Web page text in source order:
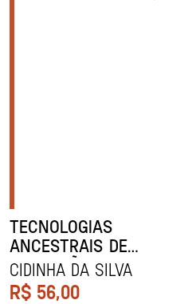
TECNOLOGIAS
ANCESTRAIS DE
PRODUÇÃO DE
INFINITOS
Cidinha da Silva
R$ 56,00